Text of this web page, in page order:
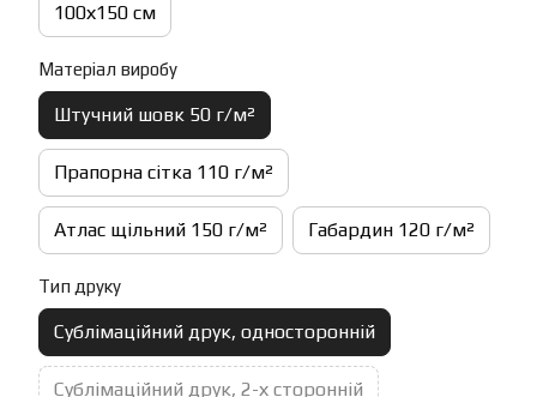
100х150 см
Матеріал виробу
Штучний шовк 50 г/м²
Прапорна сітка 110 г/м²
Атлас щільний 150 г/м² Габардин 120 г/м²
Тип друку
Сублімаційний друк, односторонній
Сублімаційний друк, 2-х сторонній